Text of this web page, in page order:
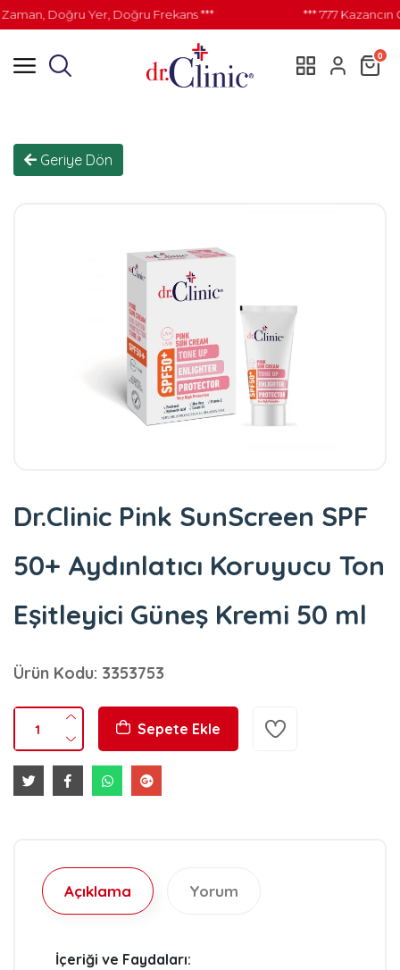
Doğru Yer, Doğru Frekans *** *** 777 Kazancın
0
Geriye Dön
Dr.Clinic Pink SunScreen SPF
50+ Aydınlatıcı Koruyucu Ton
Eşitleyici Güneş Kremi 50 ml
Ürün Kodu: 3353753
Sepete Ekle
Açıklama Yorum
İçeriği ve Faydaları: